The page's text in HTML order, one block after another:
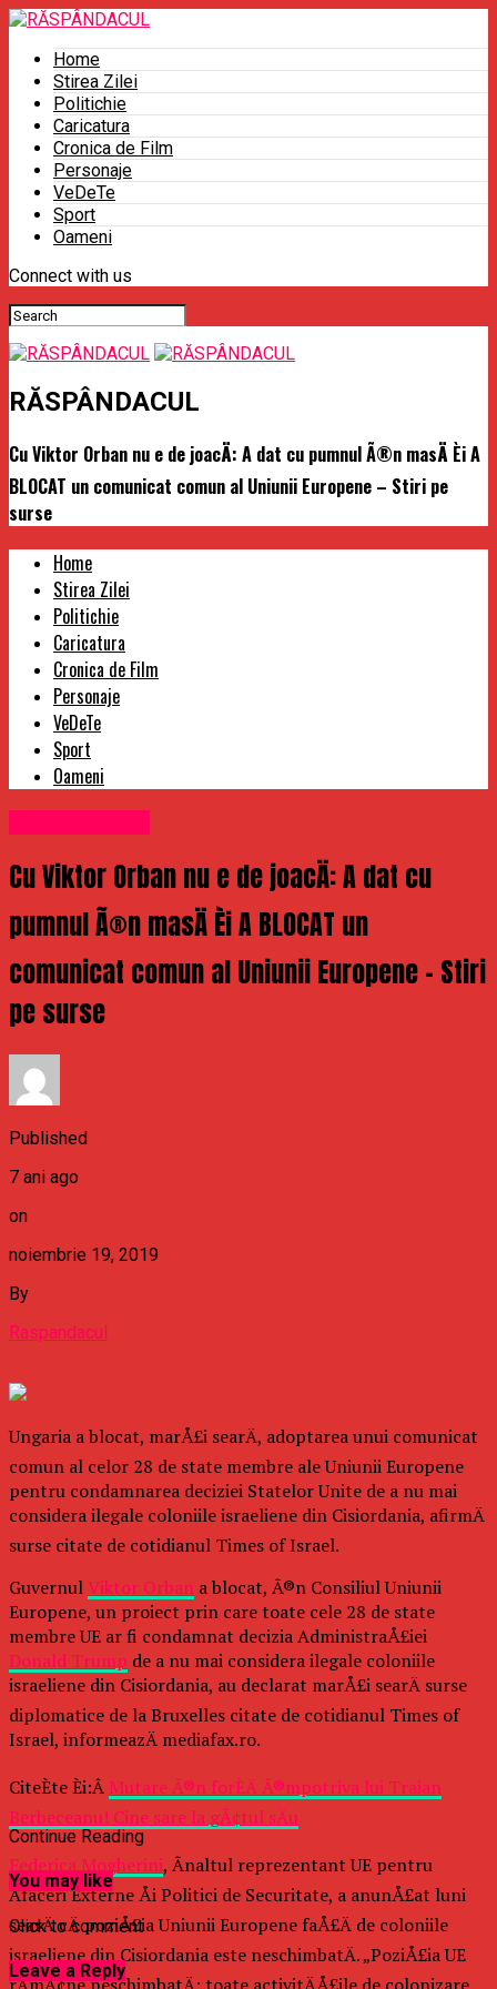
Home
Stirea Zilei
Politichie
Caricatura
Cronica de Film
Personaje
VeDeTe
Sport
Oameni
Connect with us
RĂSPÂNDACUL
Cu Viktor Orban nu e de joacÄ: A dat cu pumnul Ã®n masÄ Èi A
BLOCAT un comunicat comun al Uniunii Europene – Stiri pe
surse
Home
Stirea Zilei
Politichie
Caricatura
Cronica de Film
Personaje
VeDeTe
Sport
Oameni
Cu Viktor Orban nu e de joacÄ: A dat cu
pumnul Ã®n masÄ Èi A BLOCAT un
comunicat comun al Uniunii Europene – Stiri
pe surse
Published
7 ani ago
on
noiembrie 19, 2019
By
Raspandacul
Ungaria a blocat, marÅ£i searÄ, adoptarea unui comunicat
comun al celor 28 de state membre ale Uniunii Europene
pentru condamnarea deciziei Statelor Unite de a nu mai
considera ilegale coloniile israeliene din Cisiordania, afirmÄ
surse citate de cotidianul Times of Israel.
GuvernulViktor Orban a blocat, Ã®n Consiliul Uniunii
Europene, un proiect prin care toate cele 28 de state
membre UE ar fi condamnat decizia AdministraÅ£iei
Donald Trump de a nu mai considera ilegale coloniile
israeliene din Cisiordania, au declarat marÅ£i searÄ surse
diplomatice de la Bruxelles citate de cotidianul Times of
Israel, informeazÄ mediafax.ro.
CiteÈte Èi:Â Mutare Ã®n forÈÄ Ã®mpotriva lui Traian
Berbeceanu! Cine sare la gÃ¢tul sÄu
Federica Mogherini, Ãnaltul reprezentant UE pentru
Afaceri Externe Åi Politici de Securitate, a anunÅ£at luni
searÄ cÄ poziÅ£ia Uniunii Europene faÅ£Ä de coloniile
israeliene din Cisiordania este neschimbatÄ. „PoziÅ£ia UE
Continue Reading
You may like
Click to comment
Leave a Reply